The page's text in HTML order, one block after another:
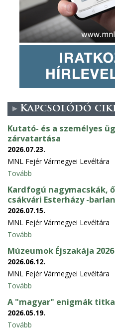
Kapcsolódó
Kutató- és a személyes
zárvatartása
2026.07.23.
MNL Fejér Vármegyei Levéltára
Tovább
Kardfogú nagymacskák,
csákvári Esterházy -
2026.07.15.
MNL Fejér Vármegyei Levéltára
Tovább
Múzeumok Éjszakája 2026
2026.06.12.
MNL Fejér Vármegyei Levéltára
Tovább
A "magyar" enigmák
2026.05.19.
Tovább